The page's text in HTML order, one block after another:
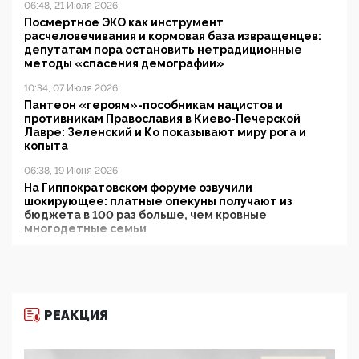
06:48, 21 Июля 2026
Посмертное ЭКО как инструмент
расчеловечивания и кормовая база извращенцев:
депутатам пора остановить нетрадиционные
методы «спасения демографии»
10:34, 07 Июля 2026
Пантеон «героям»-пособникам нацистов и
противникам Православия в Киево-Печерской
Лавре: Зеленский и Ко показывают миру рога и
копыта
06:38, 19 Июня 2026
На Гиппократовском форуме озвучили
шокирующее: платные опекуны получают из
бюджета в 100 раз больше, чем кровные
многодетные семьи
11:53, 09 Июня 2026
деятельность ИИТО ЮНЕСКО в России, но
РЕАКЦИЯ